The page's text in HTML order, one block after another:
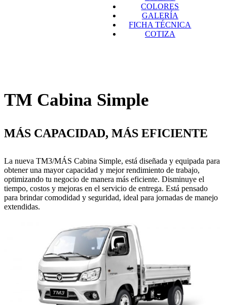
COLORES
GALERÍA
FICHA TÉCNICA
COTIZA
TM Cabina Simple
MÁS CAPACIDAD, MÁS EFICIENTE
La nueva TM3/MÁS Cabina Simple, está diseñada y equipada para
obtener una mayor capacidad y mejor rendimiento de trabajo,
optimizando tu negocio de manera más eficiente. Disminuye el
tiempo, costos y mejoras en el servicio de entrega. Está pensado
para brindar comodidad y seguridad, ideal para jornadas de manejo
extendidas.